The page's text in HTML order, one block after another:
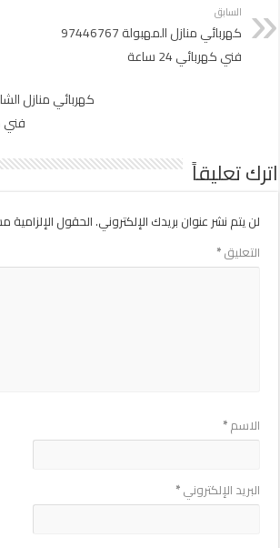
السابق
كهربائي منازل المهبولة 97446767
فني كهربائي 24 ساعة
فني
اترك تعليقاً
لن يتم نشر عنوان بريدك الإلكتروني. الحقول الإلزامية
التعليق*
الاسم*
البريد الإلكتروني*